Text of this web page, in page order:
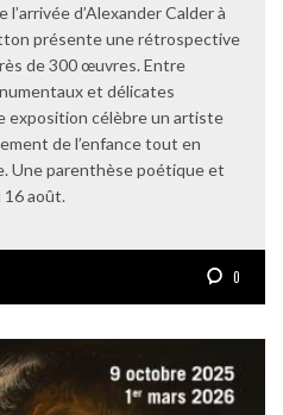
d’Alexander Calder à
présente une rétrospective
de 300 œuvres. Entre
et délicates
exposition célèbre un artiste
de l’enfance tout en
Une parenthèse poétique et
16 août.
0